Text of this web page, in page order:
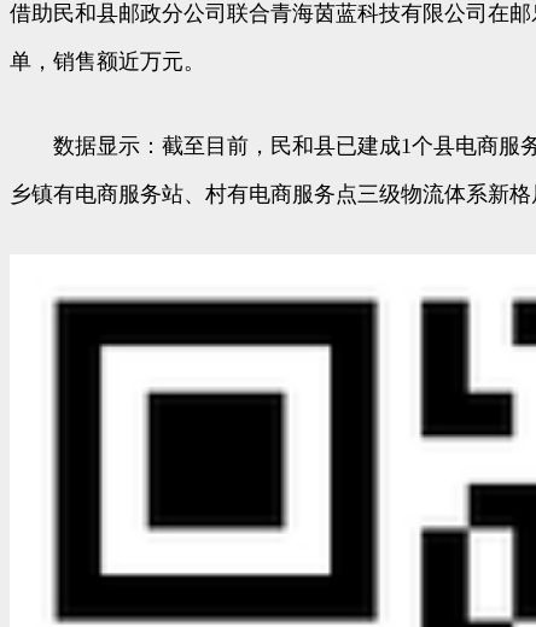
借助民和县邮政分公司联合青海茵蓝科技有限公司在
单，销售额近万元。
数据显示：截至目前，民和县已建成1个县电商服务
乡镇有电商服务站、村有电商服务点三级物流体系新